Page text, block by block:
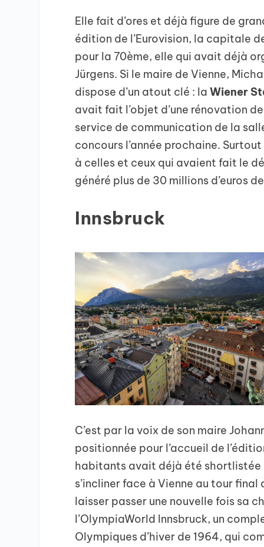
Elle fait d’ores et déjà figure de
édition de l’Eurovision, la capitale
pour la 70ème, elle qui avait déjà
Jürgens. Si le maire de Vienne,
dispose d’un atout clé : laWiener
avait fait l’objet d’une rénovation de
service de communication de la
concours l’année prochaine.
à celles et ceux qui avaient fait le
généré plus de 30 millions d’euros
Innsbruck
C’est par la voix de son maire
positionnée pour l’accueil de
habitants avait déjà été shortlistée
s’incliner face à Vienne au tour
laisser passer une nouvelle fois sa
l’OlympiaWorld Innsbruck, un
Olympiques d’hiver de 1964, qui